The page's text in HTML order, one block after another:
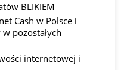
BLIKIEM
Cash w Polsce i
pozostałych
internetowej i